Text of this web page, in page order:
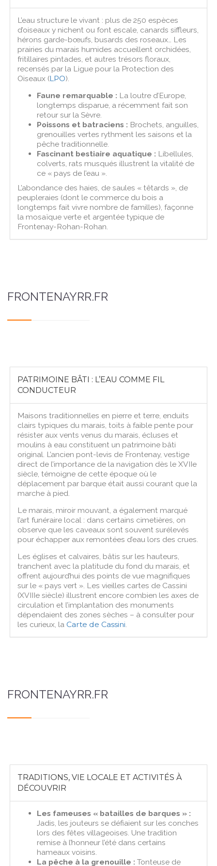
L’eau structure le vivant : plus de 250 espèces
d’oiseaux y nichent ou font escale, canards siffleurs,
hérons garde-bœufs, busards des roseaux… Les
prairies du marais humides accueillent orchidées,
fritillaires pintades, et autres trésors floraux,
recensés par la Ligue pour la Protection des
Oiseaux (LPO).
Faune remarquable : La loutre d’Europe,
longtemps disparue, a récemment fait son
retour sur la Sèvre.
Poissons et batraciens : Brochets, anguilles,
grenouilles vertes rythment les saisons et la
pêche traditionnelle.
Fascinant bestiaire aquatique : Libellules,
colverts, rats musqués illustrent la vitalité de
ce « pays de l’eau ».
L’abondance des haies, de saules « têtards », de
peupleraies (dont le commerce du bois a
longtemps fait vivre nombre de familles), façonne
la mosaïque verte et argentée typique de
Frontenay-Rohan-Rohan.
FRONTENAYRR.FR
PATRIMOINE BÂTI : L’EAU COMME FIL
CONDUCTEUR
Maisons traditionnelles en pierre et terre, enduits
clairs typiques du marais, toits à faible pente pour
résister aux vents venus du marais, écluses et
moulins à eau constituent un patrimoine bâti
original. L’ancien pont-levis de Frontenay, vestige
direct de l’importance de la navigation dès le XVIIe
siècle, témoigne de cette époque où le
déplacement par barque était aussi courant que la
marche à pied.
Le marais, miroir mouvant, a également marqué
l’art funéraire local : dans certains cimetières, on
observe que les caveaux sont souvent surélevés
pour échapper aux remontées d’eau lors des crues.
Les églises et calvaires, bâtis sur les hauteurs,
tranchent avec la platitude du fond du marais, et
offrent aujourd’hui des points de vue magnifiques
sur le « pays vert ». Les vieilles cartes de Cassini
(XVIIIe siècle) illustrent encore combien les axes de
circulation et l’implantation des monuments
dépendaient des zones sèches – à consulter pour
les curieux, laCarte de Cassini.
FRONTENAYRR.FR
TRADITIONS, VIE LOCALE ET ACTIVITÉS À
DÉCOUVRIR
Les fameuses « batailles de barques » :
Jadis, les jouteurs se défiaient sur les conches
lors des fêtes villageoises. Une tradition
remise à l’honneur l’été dans certains
hameaux voisins.
La pêche à la grenouille : Tonteuse de